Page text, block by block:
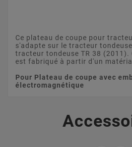
Ce plateau de coupe pour
s'adapte sur le tracteur
tracteur tondeuse TR 38 (2011).
est fabriqué à partir d'un
Pour Plateau de coupe avec
électromagnétique